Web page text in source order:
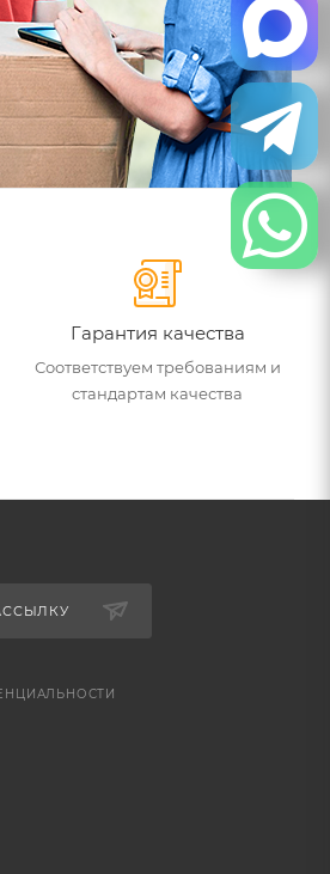
Гарантия качества
Соответствуем требованиям и
стандартам качества